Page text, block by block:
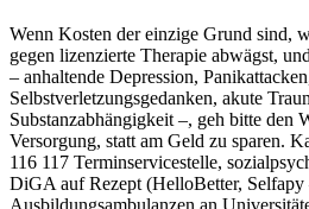
Wenn Kosten der einzige Grund sind,
gegen lizenzierte Therapie abwägst,
– anhaltende Depression,
Selbstverletzungsgedanken, akute
Substanzabhängigkeit –, geh bitte den
Versorgung, statt am Geld zu sparen.
116 117 Terminservicestelle,
DiGA auf Rezept (HelloBetter,
Ausbildungsambulanzen an